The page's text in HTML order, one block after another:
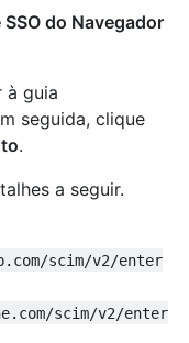
SSO do Navegador
à guia
seguida, clique
.
a seguir.
scim/v2/enter
scim/v2/enter